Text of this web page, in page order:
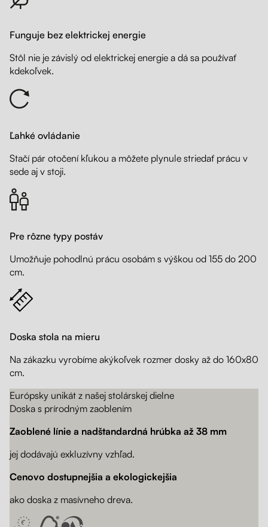
Funguje bez elektrickej energie
Stôl nie je závislý od elektrickej energie a dá sa používať
kdekoľvek.
Ľahké ovládanie
Stačí pár otočení kľukou a môžete plynule striedať prácu v
sede aj v stoji.
Pre rôzne typy postáv
Umožňuje pohodlnú prácu osobám s výškou od 155 do 200
cm.
Doska stola na mieru
Na zákazku vyrobíme akýkoľvek rozmer dosky až do 160x80
cm.
Európsky unikát z našej stolárskej dielne
Doska s prírodným zaoblením
Zaoblené línie a nadštandardná hrúbka až 38 mm
jej dodávajú exkluzívny vzhľad.
Cenovo dostupnejšia a ekologickejšia
ako doska z masívneho dreva.